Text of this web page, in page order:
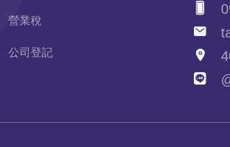
營業稅
公司登記